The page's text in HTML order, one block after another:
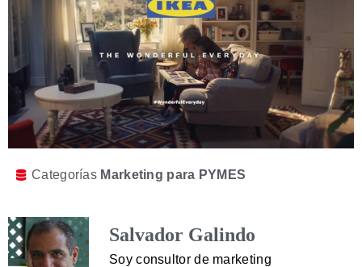
Categorías Marketing para PYMES
Salvador Galindo
Soy consultor de marketing